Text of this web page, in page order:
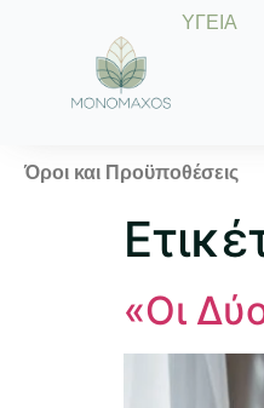
ΥΓΕΙΑ
Όροι και Προϋποθέσεις
«Οι